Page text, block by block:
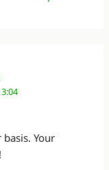
Your